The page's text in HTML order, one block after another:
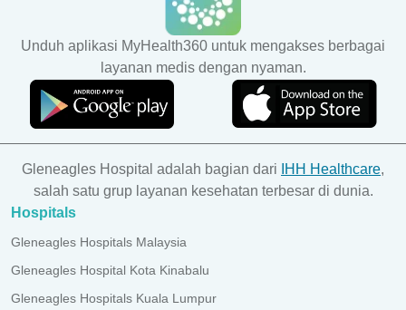
Unduh aplikasi MyHealth360 untuk mengakses berbagai
layanan medis dengan nyaman.
Gleneagles Hospital adalah bagian dari IHH Healthcare,
salah satu grup layanan kesehatan terbesar di dunia.
Hospitals
Gleneagles Hospitals Malaysia
Gleneagles Hospital Kota Kinabalu
Gleneagles Hospitals Kuala Lumpur